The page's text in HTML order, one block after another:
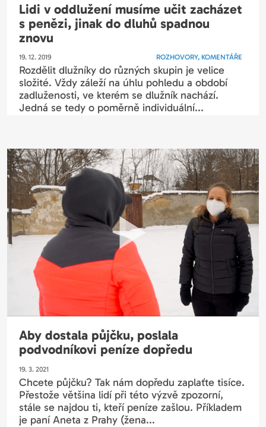
Lidi v oddlužení musíme učit zacházet
s penězi, jinak do dluhů spadnou
znovu
19. 12. 2019 ROZHOVORY, KOMENTÁŘE
Rozdělit dlužníky do různých skupin je velice
složité. Vždy záleží na úhlu pohledu a období
zadluženosti, ve kterém se dlužník nachází.
Jedná se tedy o poměrně individuální...
Aby dostala půjčku, poslala
podvodníkovi peníze dopředu
19. 3. 2021
Chcete půjčku? Tak nám dopředu zaplaťte tisíce.
Přestože většina lidí při této výzvě zpozorní,
stále se najdou ti, kteří peníze zašlou. Příkladem
je paní Aneta z Prahy (žena...